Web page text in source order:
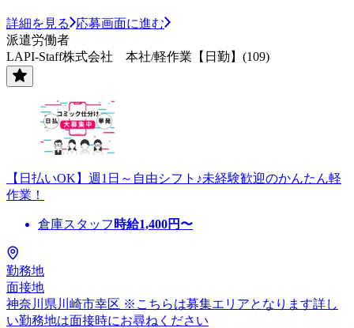
詳細を見る
応募画面に進む
派遣労働者
LAPI-Staff株式会社 本社/軽作業【日勤】(109)
【日払いOK】週1日～自由シフト♪未経験歓迎のかんたん軽
作業！
倉庫スタッフ 時給1,400円〜
勤務地
面接地
神奈川県川崎市幸区 ※こちらは募集エリアとなります詳し
い勤務地は面接時にお尋ねください